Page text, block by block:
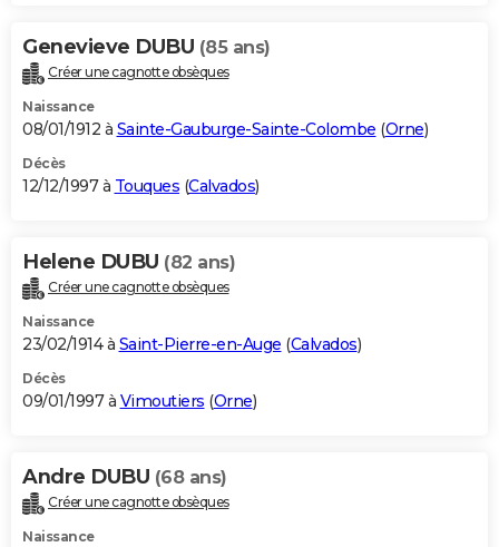
Genevieve DUBU (85 ans)
Créer une cagnotte obsèques
Naissance
08/01/1912 à Sainte-Gauburge-Sainte-Colombe (Orne)
Décès
12/12/1997 à Touques (Calvados)
Helene DUBU (82 ans)
Créer une cagnotte obsèques
Naissance
23/02/1914 à Saint-Pierre-en-Auge (Calvados)
Décès
09/01/1997 à Vimoutiers (Orne)
Andre DUBU (68 ans)
Créer une cagnotte obsèques
Naissance